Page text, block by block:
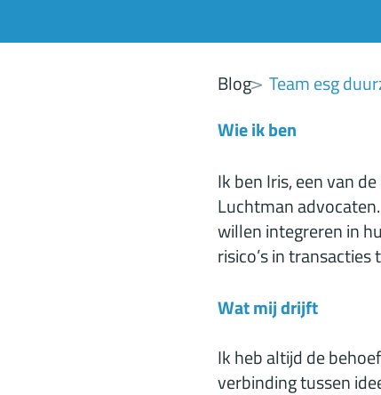
Blog
Team esg
Wie ik ben
Ik ben Iris, een van
Luchtman
willen integreren in
risico’s in transacties
Wat mij drijft
Ik heb altijd de
verbinding tussen